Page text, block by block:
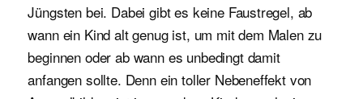
Jüngsten bei. Dabei gibt es keine Faustregel, ab
wann ein Kind alt genug ist, um mit dem Malen zu
beginnen oder ab wann es unbedingt damit
anfangen sollte. Denn ein toller Nebeneffekt von